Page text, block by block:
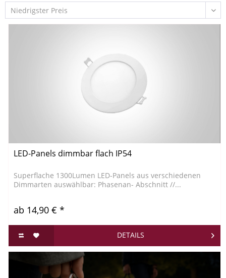
LED-Panels dimmbar flach IP54
Superflache 1300Lumen LED-Panels aus verschiedenen
Dimmarten auswählbar: Phasenan- Abschnitt //...
ab 14,90 € *
DETAILS